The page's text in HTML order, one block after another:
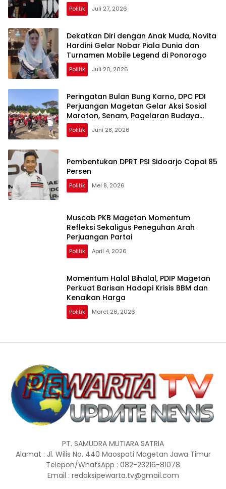
Politik Juli 27, 2026
Dekatkan Diri dengan Anak Muda, Novita
Hardini Gelar Nobar Piala Dunia dan
Turnamen Mobile Legend di Ponorogo
Politik Juli 20, 2026
Peringatan Bulan Bung Karno, DPC PDI
Perjuangan Magetan Gelar Aksi Sosial
Maroton, Senam, Pagelaran Budaya
Hingga Diskusi
Politik Juni 28, 2026
Pembentukan DPRT PSI Sidoarjo Capai 85
Persen
Politik Mei 8, 2026
Muscab PKB Magetan Momentum
Refleksi Sekaligus Peneguhan Arah
Perjuangan Partai
Politik April 4, 2026
Momentum Halal Bihalal, PDIP Magetan
Perkuat Barisan Hadapi Krisis BBM dan
Kenaikan Harga
Politik Maret 26, 2026
PT. SAMUDRA MUTIARA SATRIA
Alamat : Jl. Wilis No. 440 Maospati Magetan Jawa Timur
Telepon/WhatsApp : 082-23216-81078
Email : redaksipewarta.tv@gmail.com